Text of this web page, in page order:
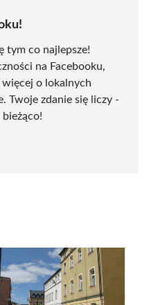
tym co najlepsze!
na Facebooku,
więcej o lokalnych
Twoje zdanie się liczy -